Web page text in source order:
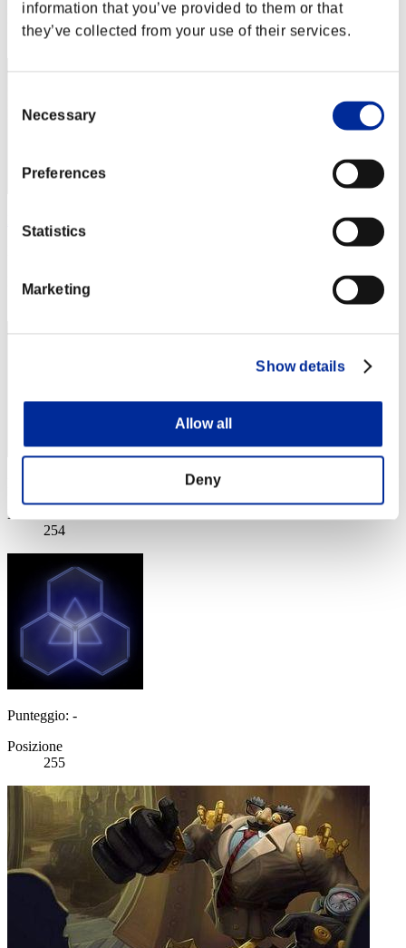
information that you’ve provided to them or that
they’ve collected from your use of their services.
Selection
Necessary
Preferences
Statistics
Marketing
Show details
Allow all
Deny
Posizione
252
Posizione
253
Posizione
254
Punteggio: -
Posizione
255